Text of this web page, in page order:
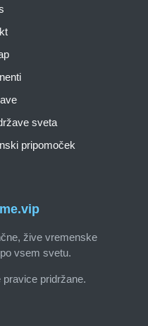
žive vremenske
vsem svetu.
pridržane.
sveta
pripomoček